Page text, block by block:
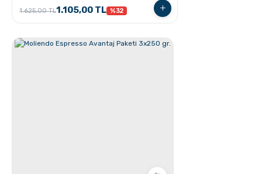
1.625,00 TL1.105,00 TL %32